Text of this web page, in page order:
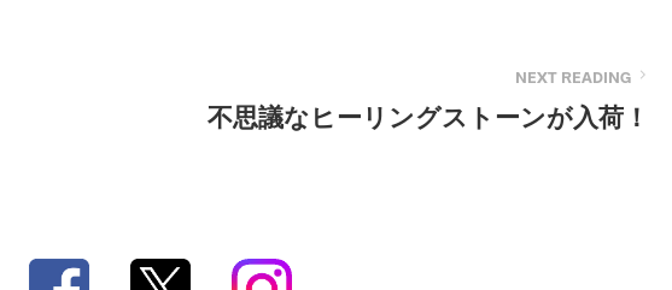
NEXT READING
不思議なヒーリングストーンが入荷！